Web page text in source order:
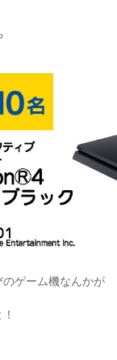
ゲーム機なんかが